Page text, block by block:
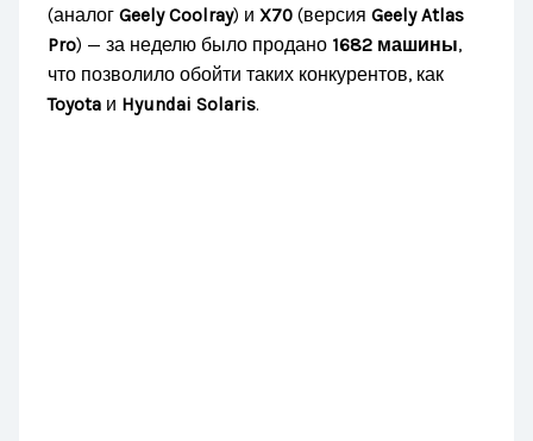
(аналогGeely Coolray) иX70 (версияGeely Atlas
Pro) — за неделю было продано 1682 машины,
что позволило обойти таких конкурентов, как
Toyota и Hyundai Solaris.